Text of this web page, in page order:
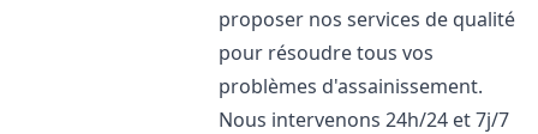
proposer nos services de qualité
pour résoudre tous vos
problèmes d'assainissement.
Nous intervenons 24h/24 et 7j/7